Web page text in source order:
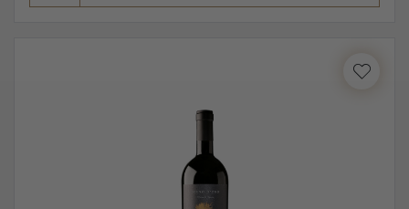
pe care îl poate oferi între dulceața fructelor și